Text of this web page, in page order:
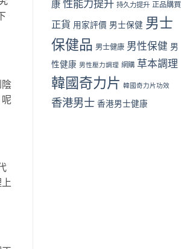
陰
康 性能力提升 持久力提升 正品購買
正貨 用家評價 男士保健 男士
保健品 男士健康 男性保健 男
性健康 男性壓力調理 網購 草本調理
韓國奇力片 韓國奇力片功效
香港男士 香港男士健康